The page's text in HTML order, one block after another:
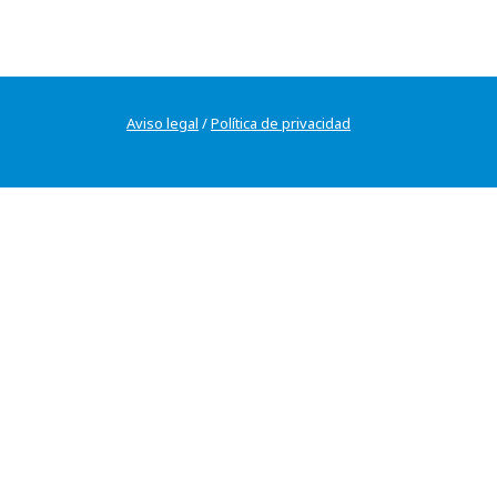
Aviso legal /Política de privacidad